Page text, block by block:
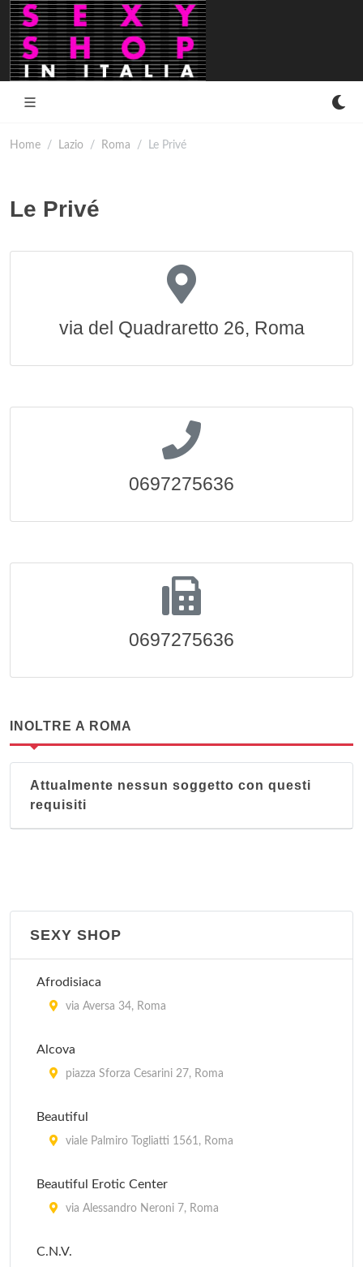
Home Lazio Roma Le Privé
Le Privé
via del Quadraretto 26, Roma
0697275636
0697275636
INOLTRE A ROMA
Attualmente nessun soggetto con questi
requisiti
SEXY SHOP
Afrodisiaca
via Aversa 34, Roma
Alcova
piazza Sforza Cesarini 27, Roma
Beautiful
viale Palmiro Togliatti 1561, Roma
Beautiful Erotic Center
via Alessandro Neroni 7, Roma
C.N.V.